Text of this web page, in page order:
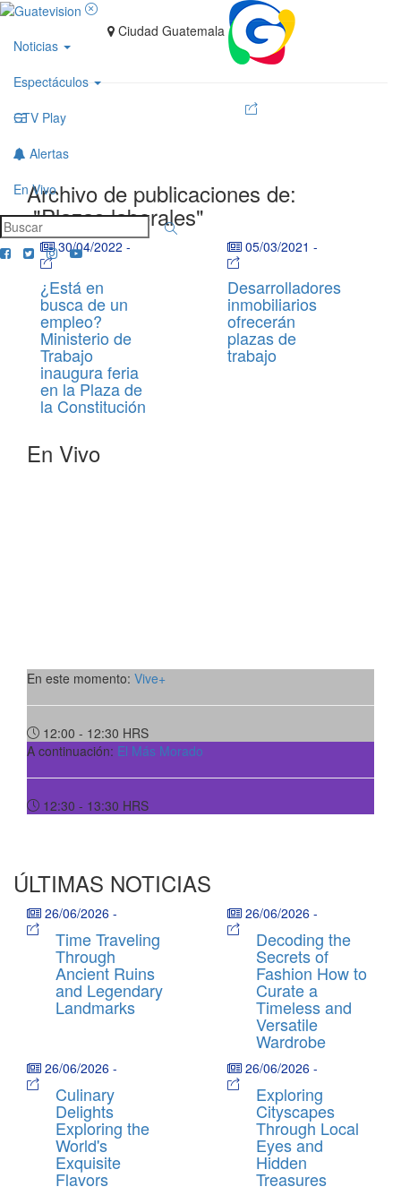
Noticias
Espectáculos
GTV Play
Alertas
En Vivo
Ciudad Guatemala
Archivo de publicaciones de:
"Plazas laborales"
30/04/2022 -
¿Está en
busca de un
empleo?
Ministerio de
Trabajo
inaugura feria
en la Plaza de
la Constitución
05/03/2021 -
Desarrolladores
inmobiliarios
ofrecerán
plazas de
trabajo
En Vivo
En este momento: Vive+
12:00 - 12:30 HRS
A continuación: El Más Morado
12:30 - 13:30 HRS
ÚLTIMAS NOTICIAS
26/06/2026 -
Time Traveling
Through
Ancient Ruins
and Legendary
Landmarks
26/06/2026 -
Decoding the
Secrets of
Fashion How to
Curate a
Timeless and
Versatile
Wardrobe
26/06/2026 -
Culinary
Delights
Exploring the
World's
Exquisite
Flavors
26/06/2026 -
Exploring
Cityscapes
Through Local
Eyes and
Hidden
Treasures